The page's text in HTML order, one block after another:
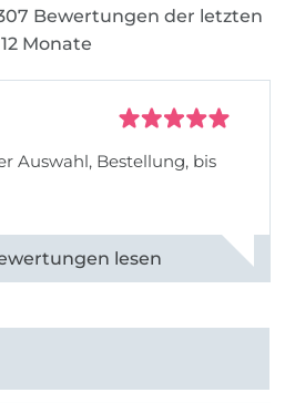
Bewertungen der letzten
12 Monate
Auswahl, Bestellung, bis
ansehen